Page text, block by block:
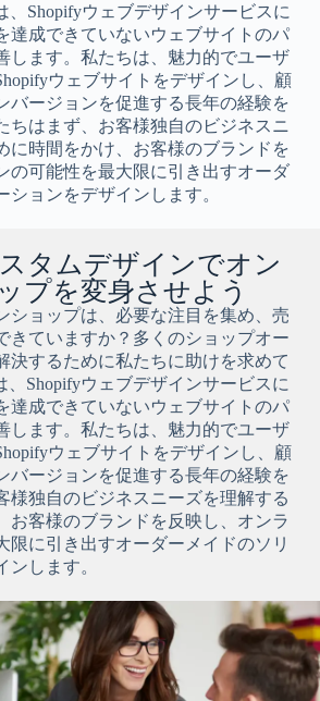
、Shopifyウェブデザインサービスに
達成できていないウェブサイトのパ
します。私たちは、魅力的でユーザ
ウェブサイトをデザインし、顧
バージョンを促進する長年の経験を
ちはまず、お客様独自のビジネスニ
に時間をかけ、お客様のブランドを
の可能性を最大限に引き出すオーダ
ションをデザインします。
タムデザインでオン
プを変身させよう
ショップは、必要な注目を集め、売
きていますか？多くのショップオー
決するために私たちに助けを求めて
、Shopifyウェブデザインサービスに
達成できていないウェブサイトのパ
します。私たちは、魅力的でユーザ
ウェブサイトをデザインし、顧
バージョンを促進する長年の経験を
様独自のビジネスニーズを理解する
お客様のブランドを反映し、オンラ
限に引き出すオーダーメイドのソリ
ンします。